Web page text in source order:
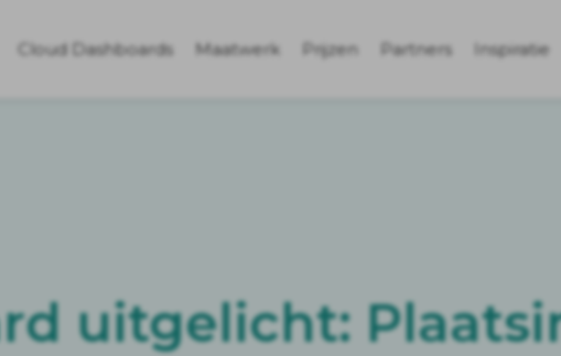
Cloud Dashboards Maatwerk Prijzen Partners Inspiratie
uitgelicht: